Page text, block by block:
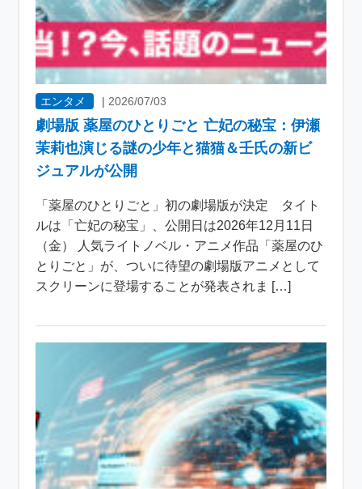
エンタメ | 2026/07/03
劇場版 薬屋のひとりごと 亡妃の秘宝：伊瀬
茉莉也演じる謎の少年と猫猫＆壬氏の新ビ
ジュアルが公開
「薬屋のひとりごと」初の劇場版が決定 タイト
ルは「亡妃の秘宝」、公開日は2026年12月11日
（金） 人気ライトノベル・アニメ作品「薬屋のひ
とりごと」が、ついに待望の劇場版アニメとして
スクリーンに登場することが発表されま […]